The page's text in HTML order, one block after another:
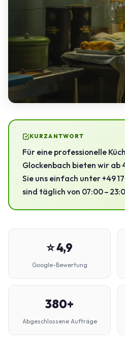
KURZANTWORT
Für eine professionelle
Glockenbach bieten wir ab
Sie uns einfach unter +49
sind täglich von 07:00 –
⭐ 4,9
Google-Bewertung
380+
Abgeschlossene Aufträge